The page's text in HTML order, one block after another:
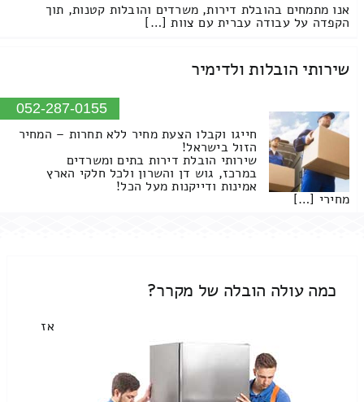
אנו מתמחים בהובלת דירות, משרדים והובלות קטנות, תוך
הקפדה על עבודה עברית עם צוות […]
שירותי הובלות ולדימיר
052-287-0155
חייגו וקבלו הצעת מחיר ללא תחרות – המחיר
הזול בישראל!
שירותי הובלת דירות בתים ומשרדים
במרכז, גוש דן והשרון ולכל חלקי הארץ
אמינות ודייקנות מעל הכל!
מחירי […]
כמה עולה הובלה של מקרר?
אז